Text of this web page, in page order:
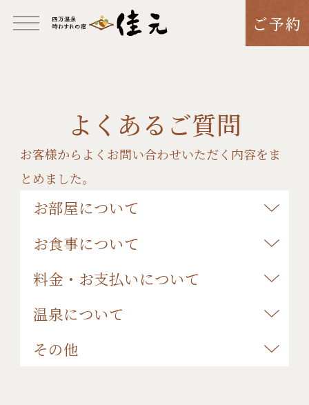
ご予約
よくあるご質問
お客様からよくお問い合わせいただく内容をま
とめました。
お部屋について
お食事について
料金・お支払いについて
温泉について
その他